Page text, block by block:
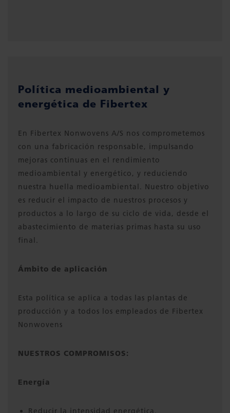
Política medioambiental y
energética de Fibertex
En Fibertex Nonwovens A/S nos comprometemos
con una fabricación responsable, impulsando
mejoras continuas en el rendimiento
medioambiental y energético, y reduciendo
nuestra huella medioambiental. Nuestro objetivo
es reducir el impacto de nuestros procesos y
productos a lo largo de su ciclo de vida, desde el
abastecimiento de materias primas hasta su uso
final.
Ámbito de aplicación
Esta política se aplica a todas las plantas de
producción y a todos los empleados de Fibertex
Nonwovens
NUESTROS COMPROMISOS:
Energía
Reducir la intensidad energética.